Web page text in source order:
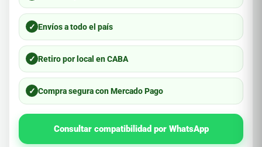
✓ Envíos a todo el país
✓ Retiro por local en CABA
✓ Compra segura con Mercado Pago
Consultar compatibilidad por WhatsApp